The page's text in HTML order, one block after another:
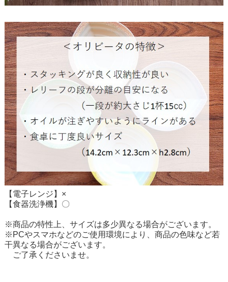
【電子レンジ】×
【食器洗浄機】〇
※商品の特性上、サイズは多少異なる場合がございます。
※PCやスマホなどのご使用環境により、商品の色味など若
干異なる場合がございます。
ご了承くださいませ。